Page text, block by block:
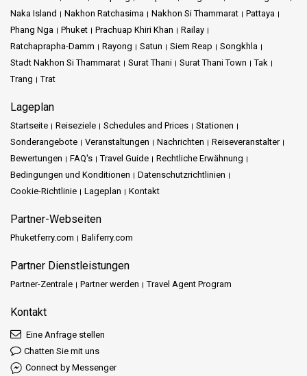
Naka Island
Nakhon Ratchasima Nakhon Si Thammarat
Pattaya
Phang Nga
Phuket Prachuap Khiri Khan
Railay
Ratchaprapha-Damm
Rayong Satun Siem Reap
Songkhla
Stadt Nakhon Si Thammarat
Surat Thani Surat Thani Town
Tak
Trang
Trat
Lageplan
Startseite Reiseziele Schedules and Prices
Stationen
Sonderangebote
Veranstaltungen Nachrichten
Reiseveranstalter
Bewertungen
FAQ's Travel Guide
Rechtliche Erwähnung
Bedingungen und Konditionen
Datenschutzrichtlinien
Cookie-Richtlinie
Lageplan Kontakt
Partner-Webseiten
Phuketferry.com Baliferry.com
Partner Dienstleistungen
Partner-Zentrale Partner werden Travel Agent Program
Kontakt
Eine Anfrage stellen
Chatten Sie mit uns
Connect by Messenger